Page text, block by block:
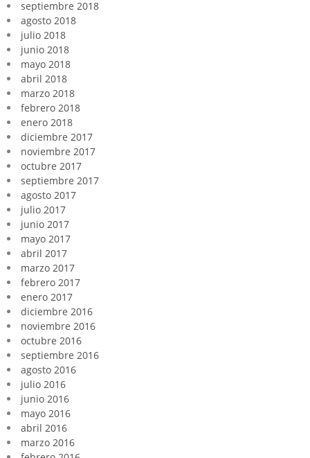
septiembre 2018
agosto 2018
julio 2018
junio 2018
mayo 2018
abril 2018
marzo 2018
febrero 2018
enero 2018
diciembre 2017
noviembre 2017
octubre 2017
septiembre 2017
agosto 2017
julio 2017
junio 2017
mayo 2017
abril 2017
marzo 2017
febrero 2017
enero 2017
diciembre 2016
noviembre 2016
octubre 2016
septiembre 2016
agosto 2016
julio 2016
junio 2016
mayo 2016
abril 2016
marzo 2016